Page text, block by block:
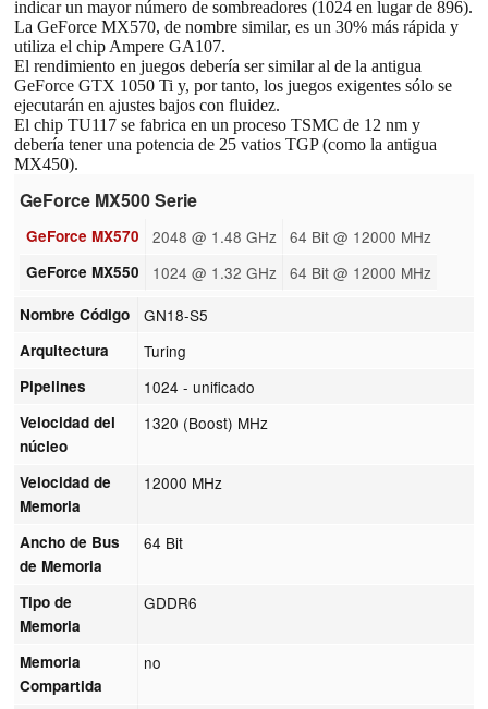
indicar un mayor número de sombreadores (1024 en lugar de 896).
La GeForce MX570, de nombre similar, es un 30% más rápida y
utiliza el chip Ampere GA107.
El rendimiento en juegos debería ser similar al de la antigua
GeForce GTX 1050 Ti y, por tanto, los juegos exigentes sólo se
ejecutarán en ajustes bajos con fluidez.
El chip TU117 se fabrica en un proceso TSMC de 12 nm y
debería tener una potencia de 25 vatios TGP (como la antigua
MX450).
GeForce MX500 Serie
GeForce MX570 2048 @ 1.48 GHz 64 Bit @ 12000 MHz
GeForce MX550 1024 @ 1.32 GHz 64 Bit @ 12000 MHz
Nombre Código GN18-S5
Arquitectura Turing
Pipelines 1024 - unificado
Velocidad del
núcleo
1320 (Boost) MHz
Velocidad de
Memoria
12000 MHz
Ancho de Bus
de Memoria
64 Bit
Tipo de
Memoria
GDDR6
Memoria
Compartida
no